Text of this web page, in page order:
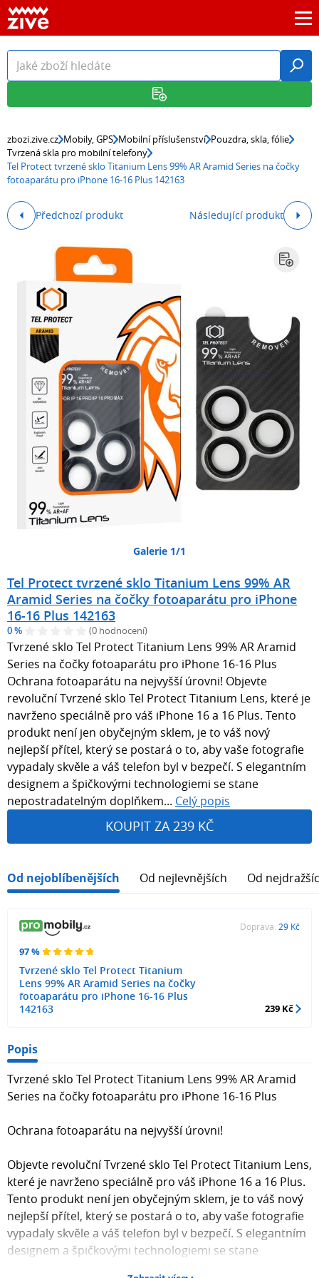
zbozi.zive.cz Mobily, GPS Mobilní příslušenství Pouzdra, skla, fólie
Tvrzená skla pro mobilní telefony
Tel Protect tvrzené sklo Titanium Lens 99% AR Aramid Series na čočky
fotoaparátu pro iPhone 16-16 Plus 142163
Předchozí produkt Následující produkt
Galerie 1/1
Tel Protect tvrzené sklo Titanium Lens 99% AR
Aramid Series na čočky fotoaparátu pro iPhone
16-16 Plus 142163
0 % (0 hodnocení)
Tvrzené sklo Tel Protect Titanium Lens 99% AR Aramid
Series na čočky fotoaparátu pro iPhone 16-16 Plus
Ochrana fotoaparátu na nejvyšší úrovni! Objevte
revoluční Tvrzené sklo Tel Protect Titanium Lens, které je
navrženo speciálně pro váš iPhone 16 a 16 Plus. Tento
produkt není jen obyčejným sklem, je to váš nový
nejlepší přítel, který se postará o to, aby vaše fotografie
vypadaly skvěle a váš telefon byl v bezpečí. S elegantním
designem a špičkovými technologiemi se stane
nepostradatelným doplňkem... Celý popis
KOUPIT ZA 239 KČ
Od nejoblíbenějších Od nejlevnějších Od
97 %
Tvrzené sklo Tel Protect Titanium
Lens 99% AR Aramid Series na čočky
fotoaparátu pro iPhone 16-16 Plus
142163
Doprava: 29 Kč
239 Kč
Popis
Tvrzené sklo Tel Protect Titanium Lens 99% AR Aramid
Series na čočky fotoaparátu pro iPhone 16-16 Plus
Ochrana fotoaparátu na nejvyšší úrovni!
Objevte revoluční Tvrzené sklo Tel Protect Titanium Lens,
které je navrženo speciálně pro váš iPhone 16 a 16 Plus.
Tento produkt není jen obyčejným sklem, je to váš nový
nejlepší přítel, který se postará o to, aby vaše fotografie
vypadaly skvěle a váš telefon byl v bezpečí. S elegantním
designem a špičkovými technologiemi se stane